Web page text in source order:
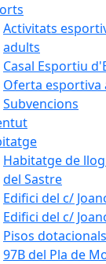
Activitats
adults
Casal Esportiu
Oferta esportiva
Subvencions
Habitatge de
del Sastre
Edifici del c/
Edifici del c/
Pisos
97B del Pla de